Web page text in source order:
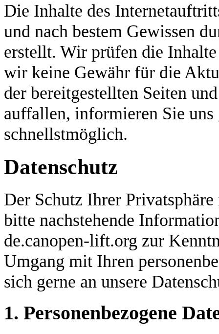
Die Inhalte des
und nach bestem Gewissen
erstellt. Wir prüfen die
wir keine Gewähr für die
der bereitgestellten Seiten
auffallen, informieren Sie
schnellstmöglich.
Datenschutz
Der Schutz Ihrer
bitte nachstehende
de.canopen-lift.org zur
Umgang mit Ihren
sich gerne an unsere
1. Personenbezogene